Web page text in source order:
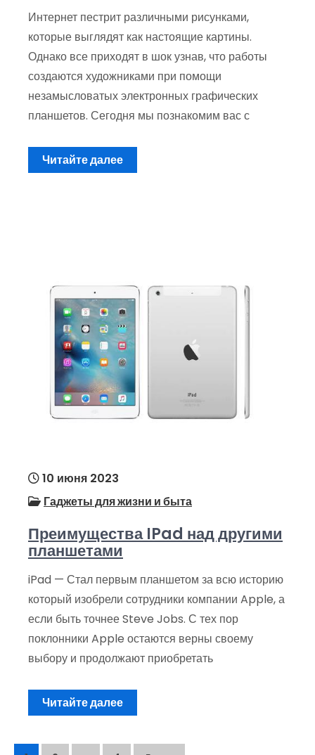
Интернет пестрит различными рисунками,
которые выглядят как настоящие картины.
Однако все приходят в шок узнав, что работы
создаются художниками при помощи
незамысловатых электронных графических
планшетов. Сегодня мы познакомим вас с
Читайте далее
10 июня 2023
Гаджеты для жизни и быта
Преимущества IPad над другими
планшетами
iPad — Стал первым планшетом за всю историю
который изобрели сотрудники компании Apple, а
если быть точнее Steve Jobs. С тех пор
поклонники Apple остаются верны своему
выбору и продолжают приобретать
Читайте далее